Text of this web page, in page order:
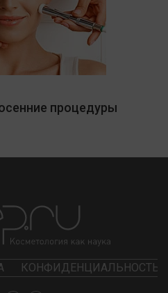
процедуры
КОНФИДЕНЦИАЛЬНОСТЬ